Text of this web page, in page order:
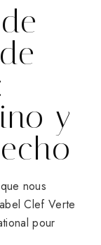
y
nous
Clef Verte
pour